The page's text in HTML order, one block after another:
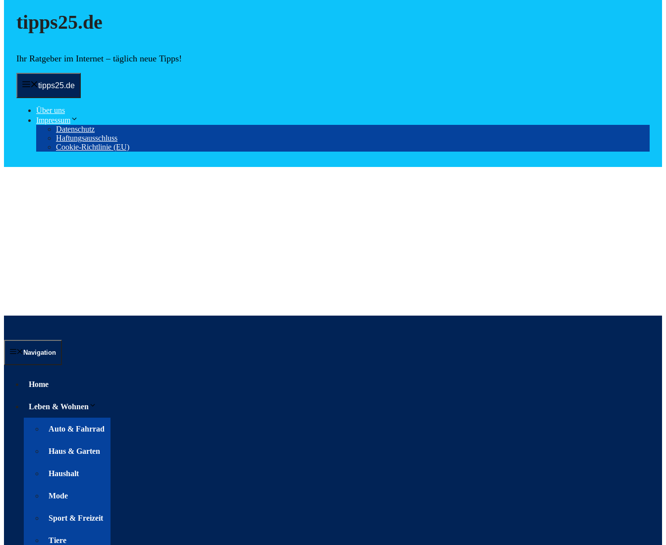
tipps25.de
Ihr Ratgeber im Internet – täglich neue Tipps!
tipps25.de
Über uns
Impressum
Datenschutz
Haftungsausschluss
Cookie-Richtlinie (EU)
Navigation
Home
Leben & Wohnen
Auto & Fahrrad
Haus & Garten
Haushalt
Mode
Sport & Freizeit
Tiere